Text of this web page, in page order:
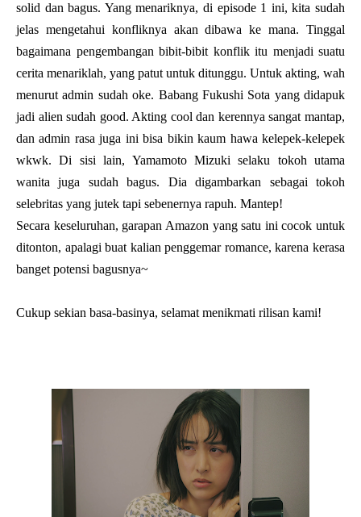
solid dan bagus. Yang menariknya, di episode 1 ini, kita sudah
jelas mengetahui konfliknya akan dibawa ke mana. Tinggal
bagaimana pengembangan bibit-bibit konflik itu menjadi suatu
cerita menariklah, yang patut untuk ditunggu. Untuk akting, wah
menurut admin sudah oke. Babang Fukushi Sota yang didapuk
jadi alien sudah good. Akting cool dan kerennya sangat mantap,
dan admin rasa juga ini bisa bikin kaum hawa kelepek-kelepek
wkwk. Di sisi lain, Yamamoto Mizuki selaku tokoh utama
wanita juga sudah bagus. Dia digambarkan sebagai tokoh
selebritas yang jutek tapi sebenernya rapuh. Mantep!
Secara keseluruhan, garapan Amazon yang satu ini cocok untuk
ditonton, apalagi buat kalian penggemar romance, karena kerasa
banget potensi bagusnya~
Cukup sekian basa-basinya, selamat menikmati rilisan kami!